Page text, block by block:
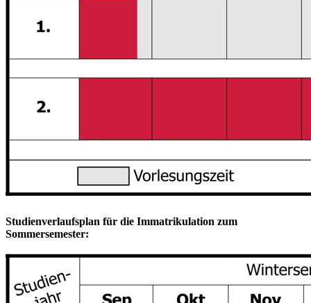
Studienverlaufsplan für die Immatrikulation zum
Sommersemester: